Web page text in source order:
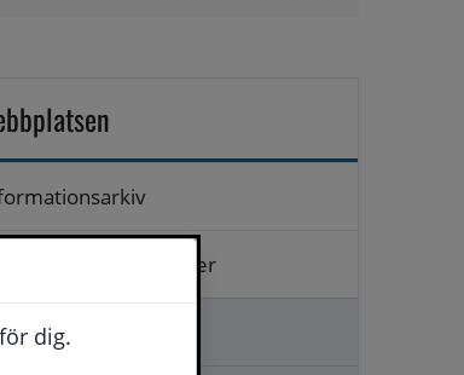
dig.
av personuppgifter
oss